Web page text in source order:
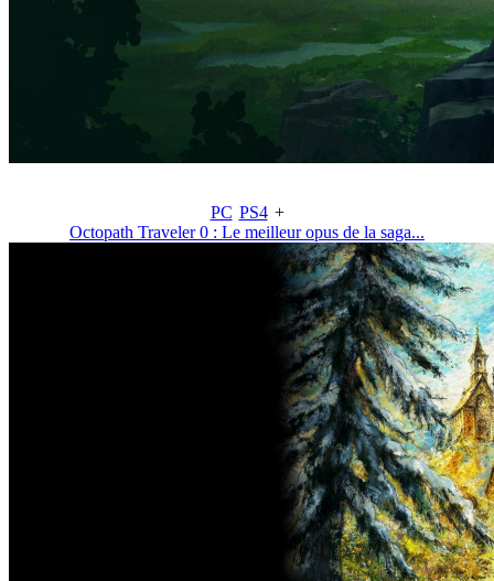
PC PS4 +
Octopath Traveler 0 : Le meilleur opus de la saga...